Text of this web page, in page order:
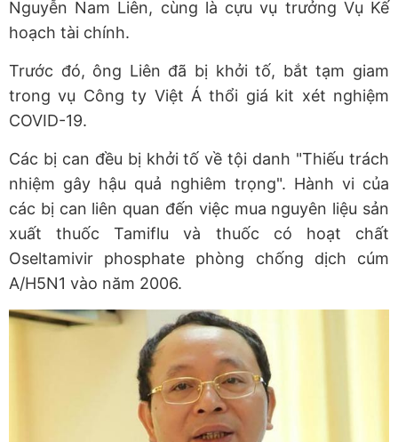
Nguyễn Nam Liên, cùng là cựu vụ trưởng Vụ Kế
hoạch tài chính.
Trước đó, ông Liên đã bị khởi tố, bắt tạm giam
trong vụ Công ty Việt Á thổi giá kit xét nghiệm
COVID-19.
Các bị can đều bị khởi tố về tội danh "Thiếu trách
nhiệm gây hậu quả nghiêm trọng". Hành vi của
các bị can liên quan đến việc mua nguyên liệu sản
xuất thuốc Tamiflu và thuốc có hoạt chất
Oseltamivir phosphate phòng chống dịch cúm
A/H5N1 vào năm 2006.